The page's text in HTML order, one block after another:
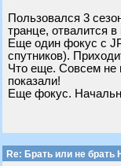
Пользовался 3
транце, отвалится
Еще один фокус с
спутников).
Что еще. Совсем не
показали!
Еще фокус.
Re: Брать или не брать